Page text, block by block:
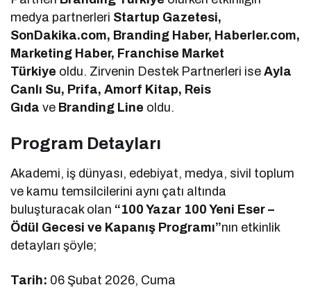
medya partnerleri Startup Gazetesi,
SonDakika.com, Branding Haber, Haberler.com,
Marketing Haber, Franchise Market
Türkiye oldu. Zirvenin Destek Partnerleri ise Ayla
Canlı Su, Prifa, Amorf Kitap, Reis
Gıda ve Branding Line oldu.
Program Detayları
Akademi, iş dünyası, edebiyat, medya, sivil toplum
ve kamu temsilcilerini aynı çatı altında
buluşturacak olan “100 Yazar 100 Yeni Eser –
Ödül Gecesi ve Kapanış Programı”nın etkinlik
detayları şöyle;
Tarih: 06 Şubat 2026, Cuma